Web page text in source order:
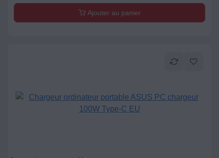
Ajouter au panier